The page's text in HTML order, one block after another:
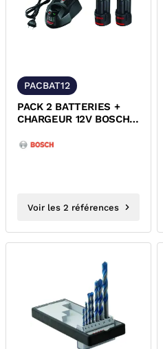
PACBAT12
PACK 2 BATTERIES +
CHARGEUR 12V BOSCH
Voir les 2 références